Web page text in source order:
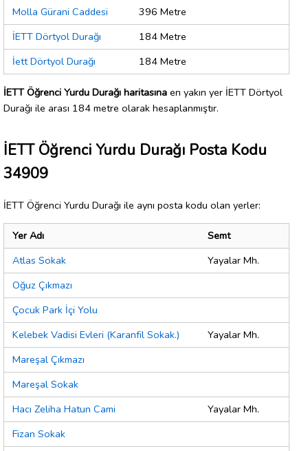
Molla Gürani Caddesi
396 Metre
İETT Dörtyol Durağı
184 Metre
İett Dörtyol Durağı
184 Metre
İETT Öğrenci Yurdu Durağı haritasına en yakın yer İETT Dörtyol
Durağı ile arası 184 metre olarak hesaplanmıştır.
İETT Öğrenci Yurdu Durağı Posta Kodu
34909
İETT Öğrenci Yurdu Durağı ile aynı posta kodu olan yerler:
Yer Adı
Semt
Atlas Sokak
Yayalar Mh.
Oğuz Çıkmazı
Çocuk Park İçi Yolu
Kelebek Vadisi Evleri (Karanfil Sokak.)
Yayalar Mh.
Mareşal Çıkmazı
Mareşal Sokak
Hacı Zeliha Hatun Cami
Yayalar Mh.
Fizan Sokak